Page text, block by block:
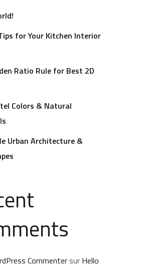
for Your Kitchen Interior
Ratio Rule for Best 2D
Colors & Natural
Urban Architecture &
Commentersur Hello